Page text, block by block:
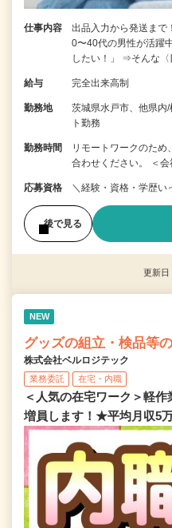
仕事内容
出品入力から発送ま
0〜40代の男性が活躍
したい！」 ⇒そんな
給与 完全出来高制
勤務地
茨城県水戸市、他県
ト勤務
勤務時間
リモートワークのため
合わせください。 ＜
応募資格 ＼経験・資格・学歴い
後で見る
更新
NEW
グッズの組立・検品等
株式会社ベルロジテック
業務委託 在宅・内職
＜人気の在宅ワーク＞軽
増員します！★平均月収5万